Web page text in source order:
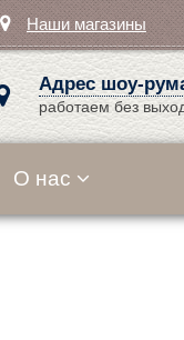
Наши магазины
Адрес шоу-
работаем без
О нас